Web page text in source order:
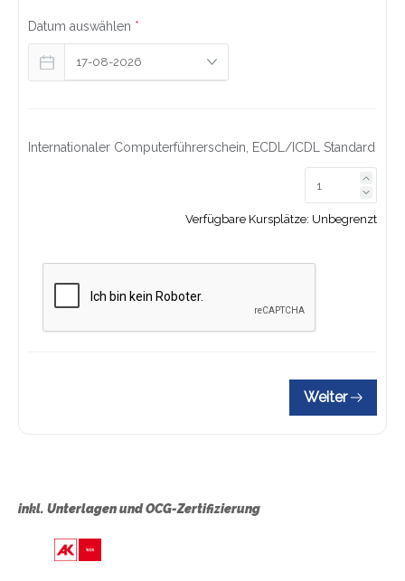
inkl. Unterlagen und OCG-Zertifizierung
Datum auswählen *
Internationaler Computerführerschein, ECDL/ICDL Standard
Link
Link
Verfügbare Kursplätze: Unbegrenzt
Weiter